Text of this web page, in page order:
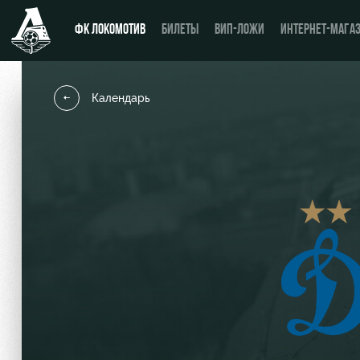
ФК ЛОКОМОТИВ БИЛЕТЫ ВИП-ЛОЖИ ИНТЕРНЕТ-
СЕМЕЙНЫЙ СЕКТОР
Туры по стадиону
Календарь